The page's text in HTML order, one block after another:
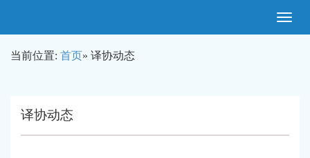
Toggle
当前位置: 首页» 译协动态
译协动态